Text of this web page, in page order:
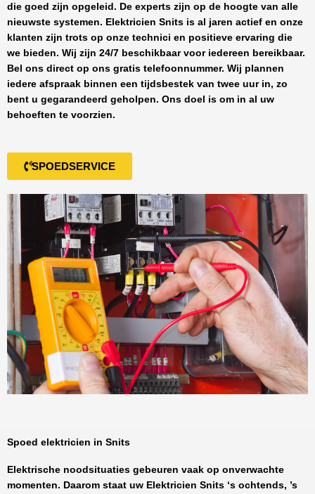
die goed zijn opgeleid. De experts zijn op de hoogte van alle
nieuwste systemen. Elektricien Snits is al jaren actief en onze
klanten zijn trots op onze technici en positieve ervaring die
we bieden. Wij zijn 24/7 beschikbaar voor iedereen bereikbaar.
Bel ons direct op ons gratis telefoonnummer. Wij plannen
iedere afspraak binnen een tijdsbestek van twee uur in, zo
bent u gegarandeerd geholpen. Ons doel is om in al uw
behoeften te voorzien.
SPOEDSERVICE
Spoed elektricien in Snits
Elektrische noodsituaties gebeuren vaak op onverwachte
momenten. Daarom staat uw Elektricien Snits ‘s ochtends, ’s